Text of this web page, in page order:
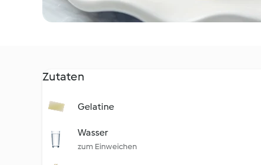
Zutaten
Gelatine
Wasser
zum Einweichen